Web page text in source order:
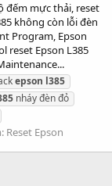
đếm mực thải, reset
không còn lỗi đèn
Program, Epson
reset Epson L385
epson l385
nháy đèn đỏ
Reset Epson